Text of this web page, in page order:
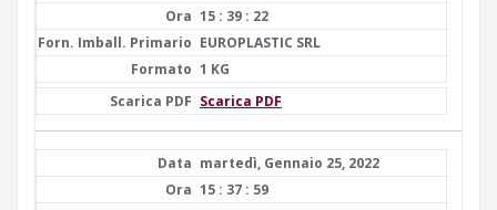
15 : 39 : 22
EUROPLASTIC SRL
1 KG
Scarica PDF
martedì, Gennaio 25, 2022
15 : 37 : 59